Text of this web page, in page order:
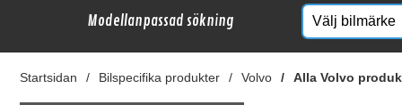
Modellanpassad sökning
Startsidan Bilspecifika produkter Volvo Alla Volvo